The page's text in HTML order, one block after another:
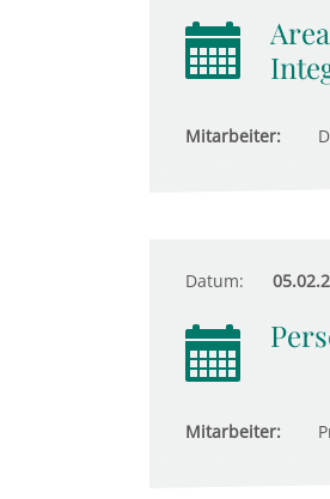
Mitarbeiter:
Datum:
Mitarbeiter: